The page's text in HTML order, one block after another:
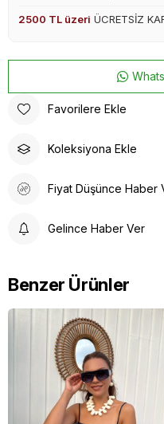
2500 TL üzeri ÜCRETSİZ
Favorilere Ekle
Koleksiyona Ekle
Fiyat Düşünce Haber
Gelince Haber Ver
Benzer Ürünler